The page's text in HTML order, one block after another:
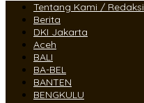
Tentang Kami / Redaksi
Berita
DKI Jakarta
Aceh
BALI
BA-BEL
BANTEN
BENGKULU